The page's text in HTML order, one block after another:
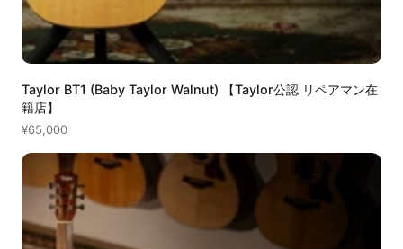
Taylor BT1 (Baby Taylor Walnut) 【Taylor公認 リペアマン在
籍店】
¥65,000